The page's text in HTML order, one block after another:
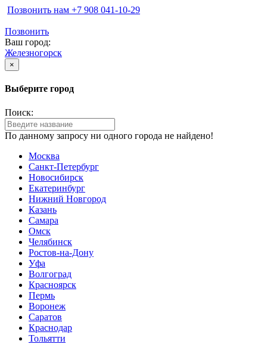
Позвонить нам ‪+7 908 041-10-29
Позвонить
Ваш город:
Железногорск
×
Выберите город
Поиск:
По данному запросу ни одного города не найдено!
Москва
Санкт-Петербург
Новосибирск
Екатеринбург
Нижний Новгород
Казань
Самара
Омск
Челябинск
Ростов-на-Дону
Уфа
Волгоград
Красноярск
Пермь
Воронеж
Саратов
Краснодар
Тольятти